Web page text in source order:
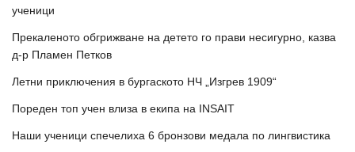
ученици
Прекаленото обгрижване на детето го прави несигурно, казва
д-р Пламен Петков
Летни приключения в бургаското НЧ „Изгрев 1909“
Пореден топ учен влиза в екипа на INSAIT
Наши ученици спечелиха 6 бронзови медала по лингвистика